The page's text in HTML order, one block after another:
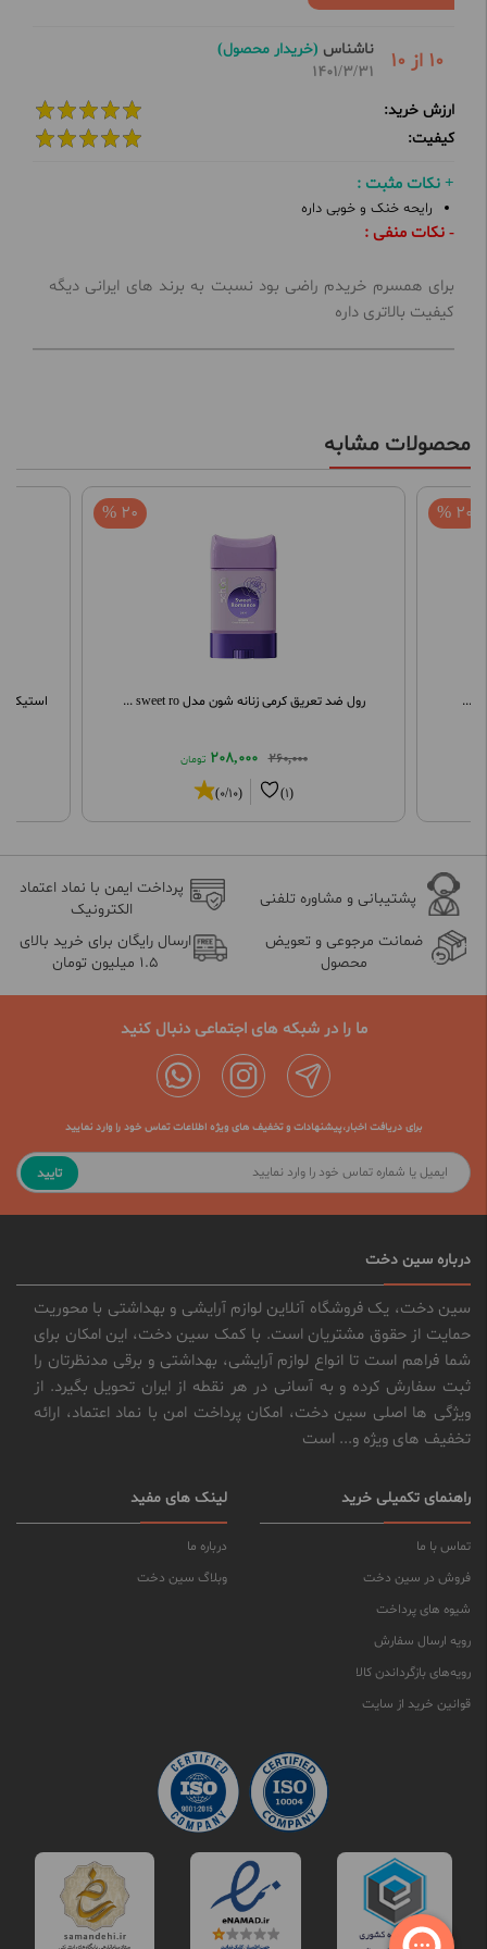
10 از 10 ناشناس (خریدار محصول)
1401/3/31
ارزش خرید:
کیفیت:
+ نکات مثبت :
رایحه خنک و خوبی داره
- نکات منفی :
برای همسرم خریدم راضی بود نسبت به برند های ایرانی دیگه
کیفیت بالاتری داره
محصولات مشابه
استیک رول ضد تعریق کرمی زنانه شون مدل sweet ro ...
260,000
208,000 تومان
20 %
(1)
(0/10)
20 %
پشتیبانی و مشاوره تلفنی
پرداخت ایمن با نماد اعتماد
الکترونیک
ضمانت مرجوعی و تعویض
محصول
ارسال رایگان برای خرید بالای
1.5 میلیون تومان
ما را در شبکه های اجتماعی دنبال کنید
برای دریافت اخبار،پیشنهادات و تخفیف های ویژه اطلاعات تماس خود را وارد نمایید
تایید
درباره سین دخت
سین دخت، یک فروشگاه آنلاین لوازم آرایشی و بهداشتی با محوریت
حمایت از حقوق مشتریان است. با کمک سین دخت، این امکان برای
شما فراهم است تا انواع لوازم آرایشی، بهداشتی و برقی مدنظرتان را
ثبت سفارش کرده و به آسانی در هر نقطه از ایران تحویل بگیرد. از
ویژگی ها اصلی سین دخت، امکان پرداخت امن با نماد اعتماد، ارائه
تخفیف های ویژه و... است
راهنمای تکمیلی خرید
تماس با ما
فروش در سین دخت
شیوه های پرداخت
رویه ارسال سفارش
رویه‌های بازگرداندن کالا
قوانین خرید از سایت
لینک های مفید
درباره ما
وبلاگ سین دخت